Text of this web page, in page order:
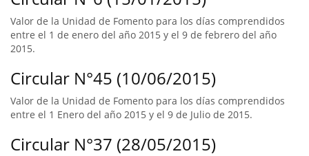
Valor de la Unidad de Fomento para los días comprendidos
entre el 1 de enero del año 2015 y el 9 de febrero del año
2015.
Circular N°45 (10/06/2015)
Valor de la Unidad de Fomento para los días comprendidos
entre el 1 Enero del año 2015 y el 9 de Julio de 2015.
Circular N°37 (28/05/2015)